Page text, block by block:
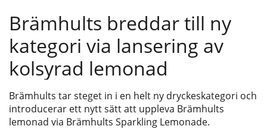
Brämhults breddar till ny
kategori via lansering av
kolsyrad lemonad
Brämhults tar steget in i en helt ny dryckeskategori och
introducerar ett nytt sätt att uppleva Brämhults
lemonad via Brämhults Sparkling Lemonade.